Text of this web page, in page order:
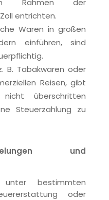
Rahmen der
entrichten.
Waren in großen
einführen, sind
B. Tabakwaren oder
Reisen, gibt
überschritten
Steuerzahlung zu
und
unter bestimmten
oder